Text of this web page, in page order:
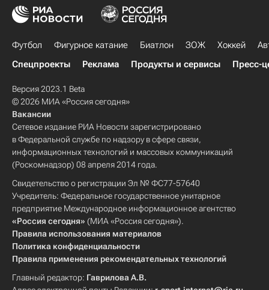
Футбол Фигурное катание Биатлон ЗОЖ Хоккей
Спецпроекты
Реклама Продукты и сервисы Пресс-
Версия 2023.1 Beta
© 2026 МИА «Россия сегодня»
Вакансии
Сетевое издание РИА Новости зарегистрировано
в Федеральной службе по надзору в сфере связи,
информационных технологий и массовых коммуникаций
(Роскомнадзор) 08 апреля 2014 года.
Свидетельство о регистрации Эл № ФС77-57640
Учредитель: Федеральное государственное унитарное
предприятие Международное информационное агентство
«Россия сегодня» (МИА «Россия сегодня»).
Правила использования материалов
Политика конфиденциальности
Правила применения рекомендательных технологий
Главный редактор: Гаврилова А.В.